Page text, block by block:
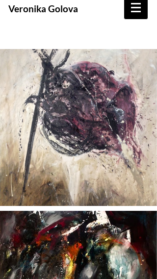
Veronika Golova